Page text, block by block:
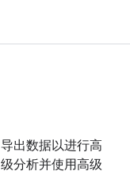
导出数据以进行高
级分析并使用高级